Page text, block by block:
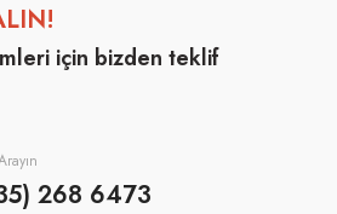
için bizden teklif
268 6473